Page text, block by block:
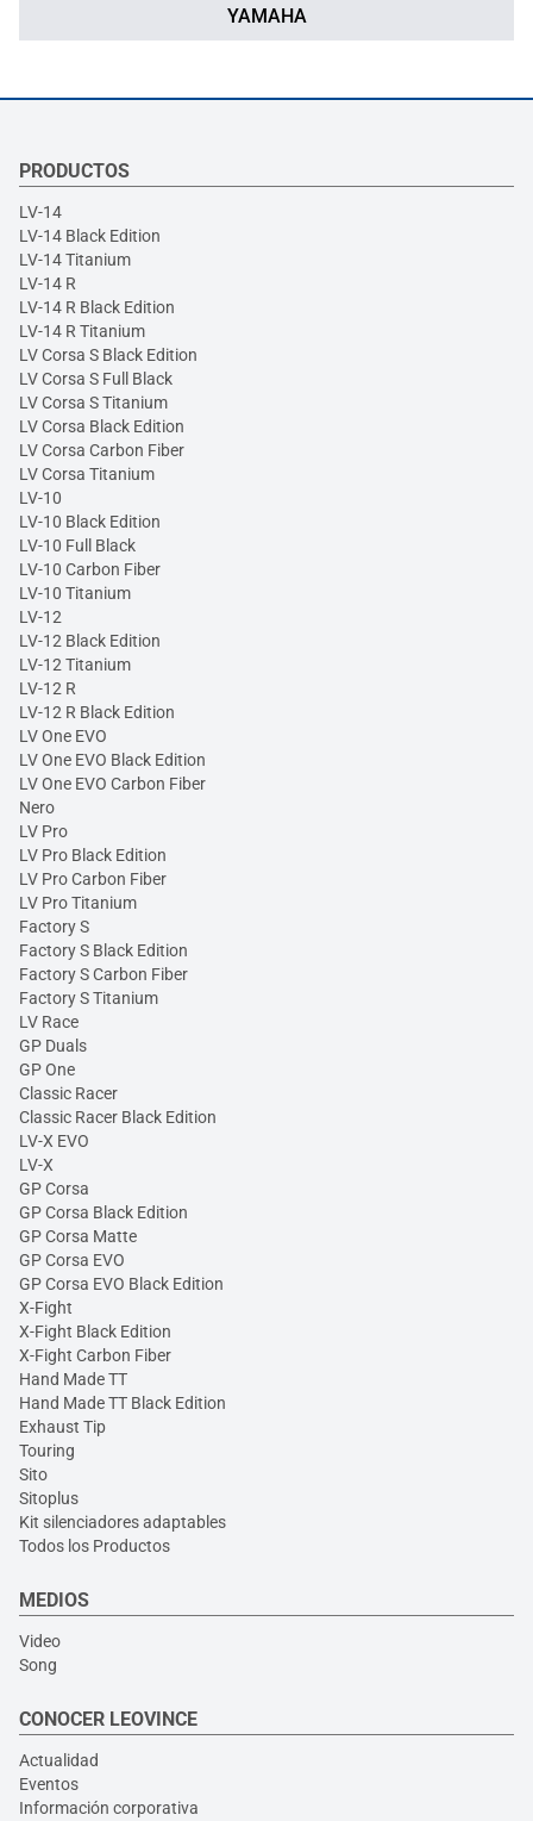
YAMAHA
PRODUCTOS
LV-14
LV-14 Black Edition
LV-14 Titanium
LV-14 R
LV-14 R Black Edition
LV-14 R Titanium
LV Corsa S Black Edition
LV Corsa S Full Black
LV Corsa S Titanium
LV Corsa Black Edition
LV Corsa Carbon Fiber
LV Corsa Titanium
LV-10
LV-10 Black Edition
LV-10 Full Black
LV-10 Carbon Fiber
LV-10 Titanium
LV-12
LV-12 Black Edition
LV-12 Titanium
LV-12 R
LV-12 R Black Edition
LV One EVO
LV One EVO Black Edition
LV One EVO Carbon Fiber
Nero
LV Pro
LV Pro Black Edition
LV Pro Carbon Fiber
LV Pro Titanium
Factory S
Factory S Black Edition
Factory S Carbon Fiber
Factory S Titanium
LV Race
GP Duals
GP One
Classic Racer
Classic Racer Black Edition
LV-X EVO
LV-X
GP Corsa
GP Corsa Black Edition
GP Corsa Matte
GP Corsa EVO
GP Corsa EVO Black Edition
X-Fight
X-Fight Black Edition
X-Fight Carbon Fiber
Hand Made TT
Hand Made TT Black Edition
Exhaust Tip
Touring
Sito
Sitoplus
Kit silenciadores adaptables
Todos los Productos
MEDIOS
Video
Song
CONOCER LEOVINCE
Actualidad
Eventos
Información corporativa